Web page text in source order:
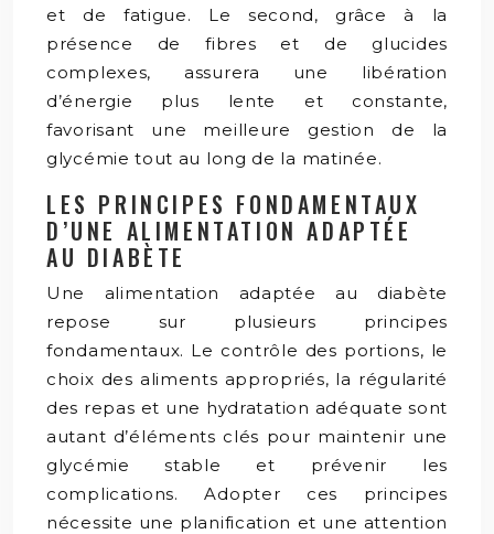
et de fatigue. Le second, grâce à la
présence de fibres et de glucides
complexes, assurera une libération
d’énergie plus lente et constante,
favorisant une meilleure gestion de la
glycémie tout au long de la matinée.
LES PRINCIPES FONDAMENTAUX
D’UNE ALIMENTATION ADAPTÉE
AU DIABÈTE
Une alimentation adaptée au diabète
repose sur plusieurs principes
fondamentaux. Le contrôle des portions, le
choix des aliments appropriés, la régularité
des repas et une hydratation adéquate sont
autant d’éléments clés pour maintenir une
glycémie stable et prévenir les
complications. Adopter ces principes
nécessite une planification et une attention